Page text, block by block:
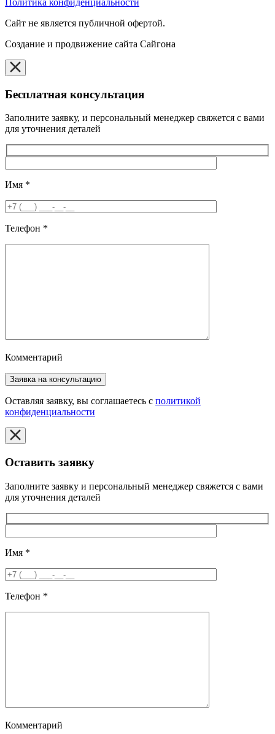
Политика конфиденциальности
Cайт не является публичной офертой.
Создание и продвижение сайта Сайгона
Бесплатная консультация
Заполните заявку, и персональный менеджер свяжется с вами
для уточнения деталей
Имя *
Телефон *
Комментарий
Оставляя заявку, вы соглашаетесь с политикой
конфиденциальности
Оставить заявку
Заполните заявку и персональный менеджер свяжется с вами
для уточнения деталей
Имя *
Телефон *
Комментарий